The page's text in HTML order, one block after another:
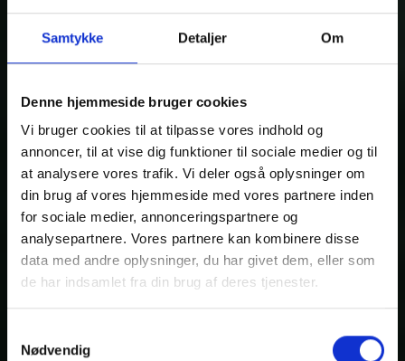
Samtykke Detaljer Om
Denne hjemmeside bruger cookies
Vi bruger cookies til at tilpasse vores indhold og
annoncer, til at vise dig funktioner til sociale medier og til
at analysere vores trafik. Vi deler også oplysninger om
din brug af vores hjemmeside med vores partnere inden
for sociale medier, annonceringspartnere og
analysepartnere. Vores partnere kan kombinere disse
data med andre oplysninger, du har givet dem, eller som
de har indsamlet fra din brug af deres tjenester.
Nødvendig